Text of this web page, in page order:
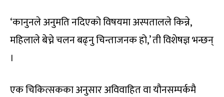
‘कानुनले अनुमति नदिएको विषयमा अस्पतालले किन्ने,
महिलाले बेच्ने चलन बढ्नु चिन्ताजनक हो,’ ती विशेषज्ञ भन्छन्
।
एक चिकित्सकका अनुसार अविवाहित वा यौनसम्पर्कमै